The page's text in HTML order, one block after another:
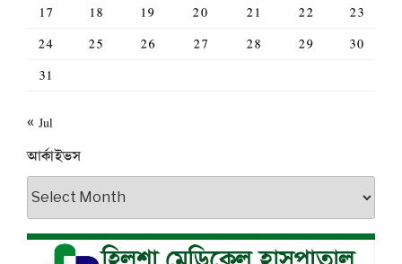
17
18 19 20 21 22
23
24
25 26 27 28 29
30
31
« Jul
আর্কাইভস
আর্কাইভস